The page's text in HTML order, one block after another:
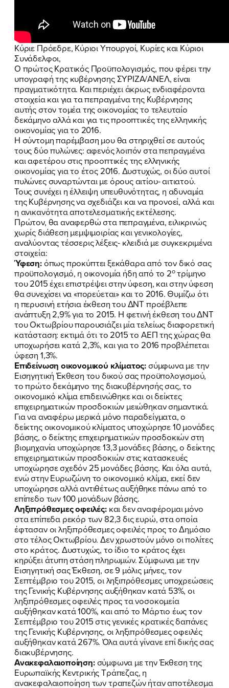
Κύριε Πρόεδρε, Κύριοι Υπουργοί, Κυρίες και Κύριοι
Συνάδελφοι,
Ο πρώτος Κρατικός Προϋπολογισμός, που φέρει την
υπογραφή της κυβέρνησης ΣΥΡΙΖΑ/ΑΝΕΛ, είναι
πραγματικότητα. Και περιέχει άκρως ενδιαφέροντα
στοιχεία και για τα πεπραγμένα της Κυβέρνησης
αυτής στον τομέα της οικονομίας το τελευταίο
δεκάμηνο αλλά και για τις προοπτικές της ελληνικής
οικονομίας για το 2016.
Η σύντομη παρέμβαση μου θα στηριχθεί σε αυτούς
τους δύο πυλώνες: αφενός λοιπόν στα πεπραγμένα
και αφετέρου στις προοπτικές της ελληνικής
οικονομίας για το έτος 2016. Δυστυχώς, οι δύο αυτοί
πυλώνες συναρτώνται με όρους αιτίου- αιτιατού.
Τους συνέχει η έλλειψη υπευθυνότητας, η αδυναμία
της Κυβέρνησης να σχεδιάζει και να προνοεί, αλλά και
η ανικανότητα αποτελεσματικής εκτέλεσης.
Πρώτον, θα αναφερθώ στα πεπραγμένα, ειλικρινώς
χωρίς διάθεση μεμψιμοιρίας και γενικολογίες,
αναλύοντας τέσσερις λέξεις- κλειδιά με συγκεκριμένα
στοιχεία:
Ύφεση:όπως προκύπτει ξεκάθαρα από τον δικό σας
προϋπολογισμό, η οικονομία ήδη από το 2οτρίμηνο
του 2015 έχει επιστρέψει στην ύφεση, και στην ύφεση
θα συνεχίσει να «πορεύεται» και το 2016. Θυμίζω ότι
η περυσινή ετήσια έκθεση του ΔΝΤ προέβλεπε
ανάπτυξη 2,9% για το 2015. Η φετινή έκθεση του ΔΝΤ
του Οκτωβρίου παρουσιάζει μία τελείως διαφορετική
κατάσταση: εκτιμά ότι το 2015 το ΑΕΠ της χώρας θα
υποχωρήσει κατά 2,3%, και για το 2016 προβλέπεται
ύφεση 1,3%.
Επιδείνωση οικονομικού κλίματος:σύμφωνα με την
Εισηγητική Έκθεση του δικού σας προϋπολογισμού,
το πρώτο δεκάμηνο της διακυβέρνησής σας, το
οικονομικό κλίμα επιδεινώθηκε και οι δείκτες
επιχειρηματικών προσδοκιών μειώθηκαν σημαντικά.
Για να αναφέρω μερικά μόνο παραδείγματα, ο
δείκτης οικονομικού κλίματος υποχώρησε 10 μονάδες
βάσης, ο δείκτης επιχειρηματικών προσδοκιών στη
βιομηχανία υποχώρησε 13,3 μονάδες βάσης, ο δείκτης
επιχειρηματικών προσδοκιών στις κατασκευές
υποχώρησε σχεδόν 25 μονάδες βάσης. Και όλα αυτά,
ενώ στην Ευρωζώνη το οικονομικό κλίμα, εκεί δεν
υποχώρησε αλλά αντιθέτως αυξήθηκε πάνω από το
επίπεδο των 100 μονάδων βάσης.
Ληξιπρόθεσμες οφειλές: και δεν αναφέρομαι μόνο
στα επίπεδα ρεκόρ των 82,3 δις ευρώ, στα οποία
έφτασαν οι ληξιπρόθεσμες οφειλές προς το Δημόσιο
στο τέλος Οκτωβρίου. Δεν χρωστούν μόνο οι πολίτες
στο κράτος. Δυστυχώς, το ίδιο το κράτος έχει
κηρύξει άτυπη στάση πληρωμών. Σύμφωνα με την
Εισηγητική σας Έκθεση, σε 9 μόλις μήνες, τον
Σεπτέμβριο του 2015, οι ληξιπρόθεσμες υποχρεώσεις
της Γενικής Κυβέρνησης αυξήθηκαν κατά 53%, οι
ληξιπρόθεσμες οφειλές προς τα νοσοκομεία
αυξήθηκαν κατά 100%, και από το Μάρτιο έως τον
Σεπτέμβριο του 2015 στις γενικές κρατικές δαπάνες
της Γενικής Κυβέρνησης, οι ληξιπρόθεσμες οφειλές
αυξήθηκαν κατά 267%. Όλα αυτά γίνανε επί δικής σας
διακυβέρνησης.
Ανακεφαλαιοποίηση:σύμφωνα με την Έκθεση της
Ευρωπαϊκής Κεντρικής Τράπεζας, η
ανακεφαλαιοποίηση των τραπεζών ήταν αποτέλεσμα